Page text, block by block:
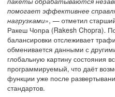
помогает эффективнее
нагрузками», — отметил
Ракеш Чопра (Rakesh Chopra).
балансировки отслеживает
обменивается данными с
глобальную картину состояния
программируемый, что даёт
функции уже после
стандартов.